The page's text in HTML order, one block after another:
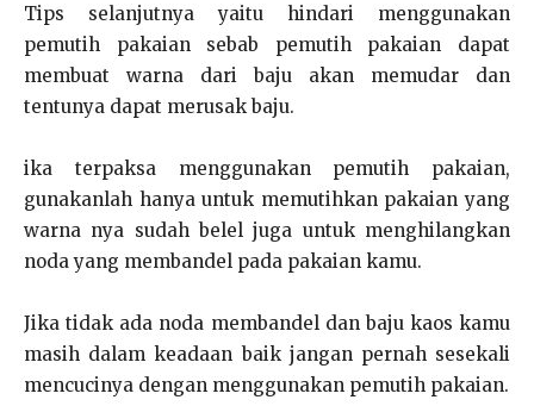
Tips selanjutnya yaitu hindari menggunakan
pemutih pakaian sebab pemutih pakaian dapat
membuat warna dari baju akan memudar dan
tentunya dapat merusak baju.
ika terpaksa menggunakan pemutih pakaian,
gunakanlah hanya untuk memutihkan pakaian yang
warna nya sudah belel juga untuk menghilangkan
noda yang membandel pada pakaian kamu.
Jika tidak ada noda membandel dan baju kaos kamu
masih dalam keadaan baik jangan pernah sesekali
mencucinya dengan menggunakan pemutih pakaian.